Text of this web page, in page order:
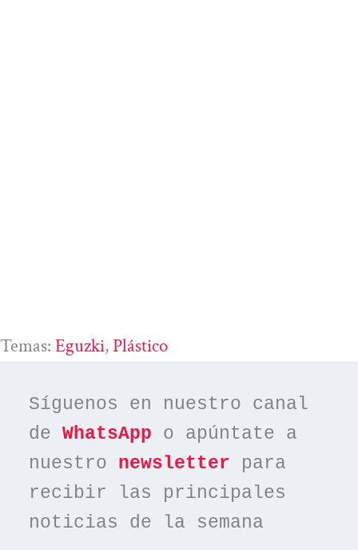
Temas: Eguzki, Plástico
Síguenos en nuestro canal
de WhatsApp o apúntate a
nuestro newsletter para
recibir las principales
noticias de la semana